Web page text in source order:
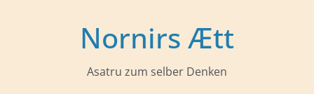
Nornirs Ætt
Asatru zum selber Denken